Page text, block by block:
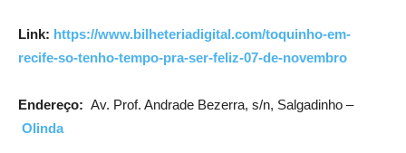
Link: https://www.bilheteriadigital.com/toquinho-em-
recife-so-tenho-tempo-pra-ser-feliz-07-de-novembro
Endereço: Av. Prof. Andrade Bezerra, s/n, Salgadinho –
Olinda